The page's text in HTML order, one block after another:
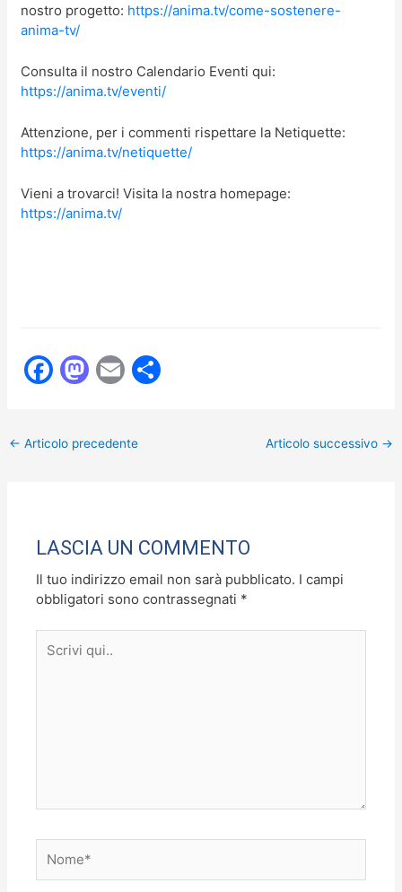
nostro progetto: https://anima.tv/come-sostenere-
anima-tv/
Consulta il nostro Calendario Eventi qui:
https://anima.tv/eventi/
Attenzione, per i commenti rispettare la Netiquette:
https://anima.tv/netiquette/
Vieni a trovarci! Visita la nostra homepage:
https://anima.tv/
F
e
o
k
M
o
n
E
l
← Articolo precedente Articolo successivo →
LASCIA UN COMMENTO
Il tuo indirizzo email non sarà pubblicato. I campi
obbligatori sono contrassegnati *
qui..